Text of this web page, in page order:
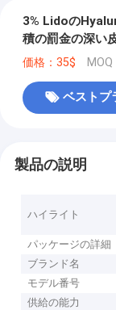
3% Lidoの
積の罰金の深い
価格：35$
ベストプ
製品の説明
ハイライト
パッケージの詳細
ブランド名
モデル番号
供給の能力